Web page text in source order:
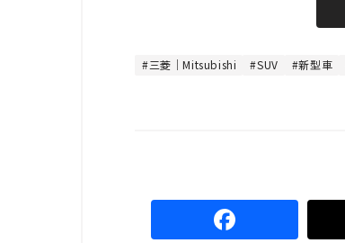
6
.
三菱｜Mitsubishi SUV 新型車